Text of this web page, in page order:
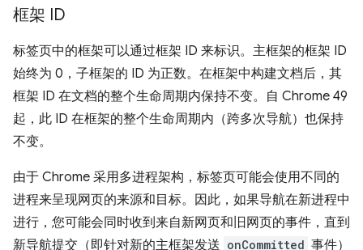
框架 ID
标签页中的框架可以通过框架 ID 来标识。主框架的框架 ID
始终为 0，子框架的 ID 为正数。在框架中构建文档后，其
框架 ID 在文档的整个生命周期内保持不变。自 Chrome 49
起，此 ID 在框架的整个生命周期内（跨多次导航）也保持
不变。
由于 Chrome 采用多进程架构，标签页可能会使用不同的
进程来呈现网页的来源和目标。因此，如果导航在新进程中
进行，您可能会同时收到来自新网页和旧网页的事件，直到
新导航提交（即针对新的主框架发送 onCommitted 事件）